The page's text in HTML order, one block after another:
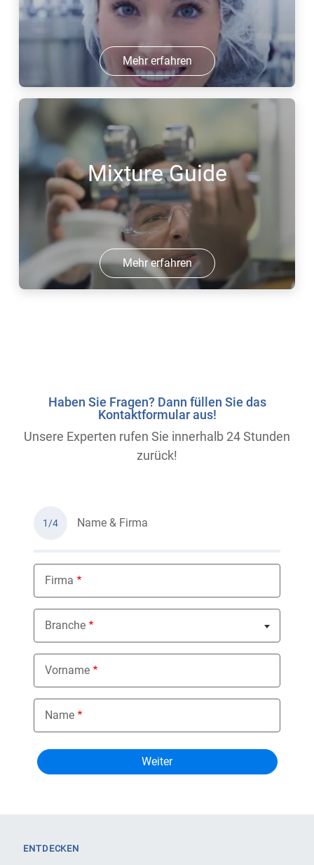
Mehr erfahren
Mixture Guide
Mehr erfahren
Haben Sie Fragen? Dann füllen Sie das
Kontaktformular aus!
Unsere Experten rufen Sie innerhalb 24 Stunden
zurück!
1/4 Name & Firma
Firma
Branche
Nothing selected
Vorname
Name
ENTDECKEN